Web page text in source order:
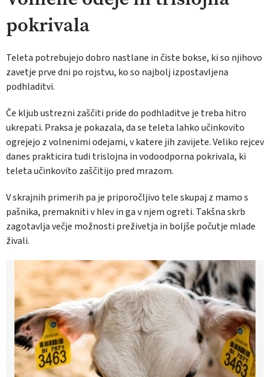
pokrivala
Teleta potrebujejo dobro nastlane in čiste bokse, ki so njihovo
zavetje prve dni po rojstvu, ko so najbolj izpostavljena
podhladitvi.
Če kljub ustrezni zaščiti pride do podhladitve je treba hitro
ukrepati. Praksa je pokazala, da se teleta lahko učinkovito
ogrejejo z volnenimi odejami, v katere jih zavijete. Veliko rejcev
danes prakticira tudi trislojna in vodoodporna pokrivala, ki
teleta učinkovito zaščitijo pred mrazom.
V skrajnih primerih pa je priporočljivo tele skupaj z mamo s
pašnika, premakniti v hlev in ga v njem ogreti. Takšna skrb
zagotavlja večje možnosti preživetja in boljše počutje mlade
živali.